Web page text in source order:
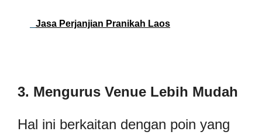
Jasa Perjanjian Pranikah Laos
3. Mengurus Venue Lebih Mudah
Hal ini berkaitan dengan poin yang